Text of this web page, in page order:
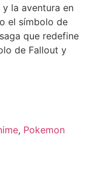
la aventura en
el símbolo de
que redefine
de Fallout y
, Pokemon